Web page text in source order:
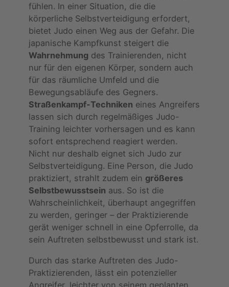
fühlen. In einer Situation, die die
körperliche Selbstverteidigung erfordert,
bietet Judo einen Weg aus der Gefahr. Die
japanische Kampfkunst steigert die
Wahrnehmung des Trainierenden, nicht
nur für den eigenen Körper, sondern auch
für das räumliche Umfeld und die
Bewegungsabläufe des Gegners.
Straßenkampf-Techniken eines Angreifers
lassen sich durch regelmäßiges Judo-
Training leichter vorhersagen und es kann
sofort entsprechend reagiert werden.
Nicht nur deshalb eignet sich Judo zur
Selbstverteidigung. Eine Person, die Judo
praktiziert, strahlt zudem ein größeres
Selbstbewusstsein aus. So ist die
Wahrscheinlichkeit, überhaupt angegriffen
zu werden, geringer – der Praktizierende
gerät weniger schnell in eine Opferrolle, da
sein Auftreten selbstbewusst und stark ist.
Durch das starke Auftreten des Judo-
Praktizierenden, lässt ein potenzieller
Angreifer, leichter von seinem geplanten